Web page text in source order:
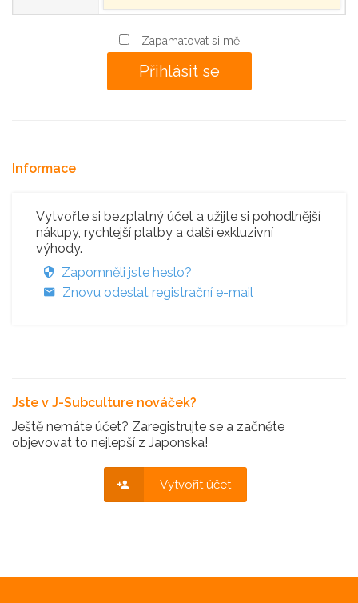
Zapamatovat si mě
Informace
Vytvořte si bezplatný účet a užijte si pohodlnější
nákupy, rychlejší platby a další exkluzivní
výhody.
Zapomněli jste heslo?
Znovu odeslat registrační e-mail
Jste v J-Subculture nováček?
Ještě nemáte účet? Zaregistrujte se a začněte
objevovat to nejlepší z Japonska!
Vytvořit účet